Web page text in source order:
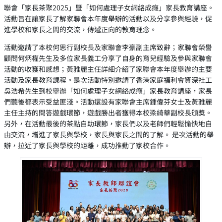
聯會「家長茶聚2025」暨「如何處理子女網絡成癮」家長教育講座。
活動旨在讓家長了解家聯會本年度舉辦的活動以及分享參與經驗，促
進學校和家長之間的交流，傳遞正向的教育理念。
活動邀請了本校何思行副校長及家聯會李豪副主席致辭；家聯會榮譽
顧問何炳權先生及多位家長義工分享了自身的育兒經驗及參與家聯會
活動的收獲和感想；黃雅麗主任詳細介紹了家聯會本年度舉辦的主要
活動及家長教育課程。是次活動特別邀請了香港家庭福利會資深社工
吳浩希先生到校舉辦「如何處理子女網絡成癮」家長教育講座，家長
們聽後都表示受益匪淺。活動還設有家聯會主席鍾偉芬女士及黃雅麗
主任主持的問答遊戲環節，遊戲勝出者獲得本校梁綺華副校長頒獎。
另外，在活動最後的茶點自助環節，家長們以及老師們輕鬆愉快地自
由交流，增進了家長與學校，家長與家長之間的了解。 是次活動的舉
辦，拉近了家長與學校的距離，成功推動了家校合作。